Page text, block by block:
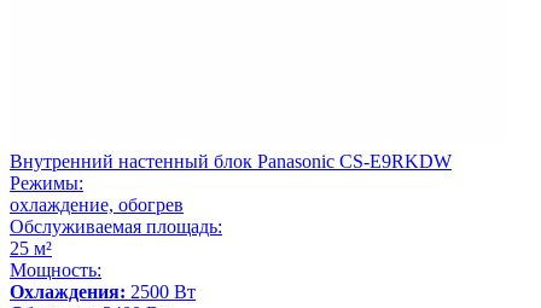
Внутренний настенный блок Panasonic CS-E9RKDW
Режимы:
охлаждение, обогрев
Обслуживаемая площадь:
25 м²
Мощность:
Охлаждения: 2500 Вт